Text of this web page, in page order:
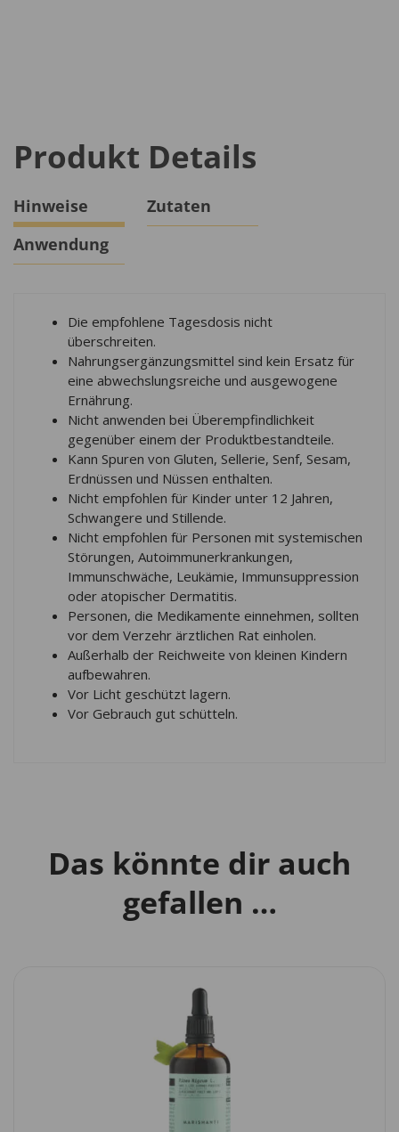
Produkt Details
Hinweise
Zutaten
Anwendung
Die empfohlene Tagesdosis nicht
überschreiten.
Nahrungsergänzungsmittel sind kein Ersatz für
eine abwechslungsreiche und ausgewogene
Ernährung.
Nicht anwenden bei Überempfindlichkeit
gegenüber einem der Produktbestandteile.
Kann Spuren von Gluten, Sellerie, Senf, Sesam,
Erdnüssen und Nüssen enthalten.
Nicht empfohlen für Kinder unter 12 Jahren,
Schwangere und Stillende.
Nicht empfohlen für Personen mit systemischen
Störungen, Autoimmunerkrankungen,
Immunschwäche, Leukämie, Immunsuppression
oder atopischer Dermatitis.
Personen, die Medikamente einnehmen, sollten
vor dem Verzehr ärztlichen Rat einholen.
Außerhalb der Reichweite von kleinen Kindern
aufbewahren.
Vor Licht geschützt lagern.
Vor Gebrauch gut schütteln.
Das könnte dir auch
gefallen …